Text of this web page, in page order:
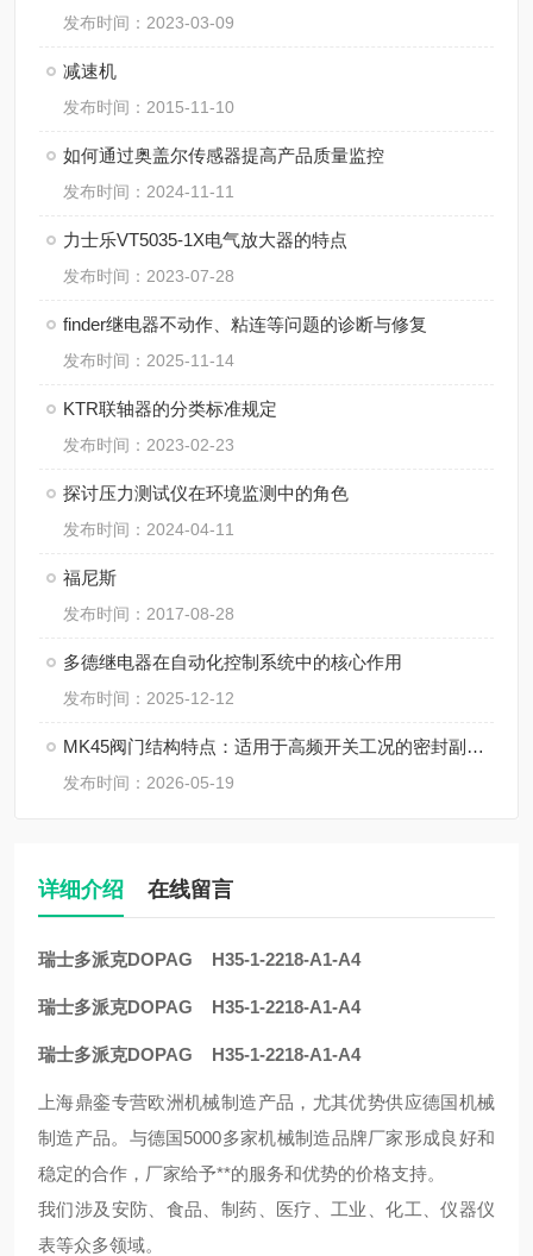
发布时间：2023-03-09
减速机
发布时间：2015-11-10
如何通过奥盖尔传感器提高产品质量监控
发布时间：2024-11-11
​力士乐VT5035-1X电气放大器的特点
发布时间：2023-07-28
finder继电器不动作、粘连等问题的诊断与修复
发布时间：2025-11-14
KTR联轴器的分类标准规定
发布时间：2023-02-23
探讨压力测试仪在环境监测中的角色
发布时间：2024-04-11
福尼斯
发布时间：2017-08-28
多德继电器在自动化控制系统中的核心作用
发布时间：2025-12-12
MK45阀门结构特点：适用于高频开关工况的密封副设计
发布时间：2026-05-19
详细介绍 在线留言
瑞士多派克DOPAG H35-1-2218-A1-A4
瑞士多派克DOPAG H35-1-2218-A1-A4
瑞士多派克DOPAG H35-1-2218-A1-A4
上海鼎銮专营欧洲机械制造产品，尤其优势供应德国机械
制造产品。与德国5000多家机械制造品牌厂家形成良好和
稳定的合作，厂家给予**的服务和优势的价格支持。
我们涉及安防、食品、制药、医疗、工业、化工、仪器仪
表等众多领域。